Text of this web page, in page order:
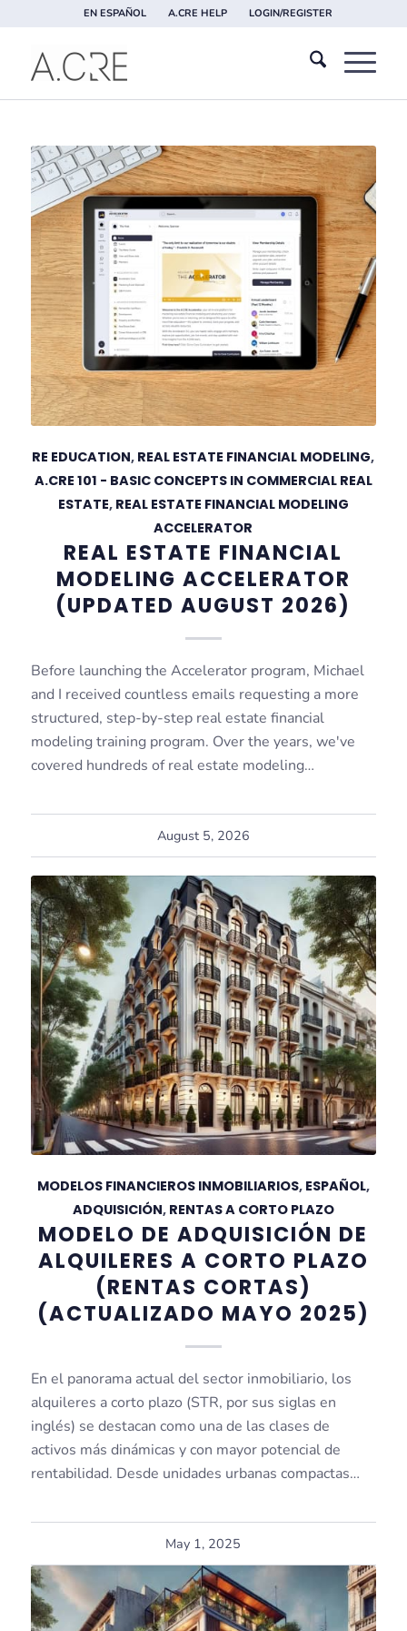
EN ESPAÑOL A.CRE HELP LOGIN/REGISTER
RE EDUCATION, REAL ESTATE FINANCIAL MODELING,
A.CRE 101 - BASIC CONCEPTS IN COMMERCIAL REAL
ESTATE, REAL ESTATE FINANCIAL MODELING
ACCELERATOR
REAL ESTATE FINANCIAL
MODELING ACCELERATOR
(UPDATED AUGUST 2026)
Before launching the Accelerator program, Michael
and I received countless emails requesting a more
structured, step-by-step real estate financial
modeling training program. Over the years, we've
covered hundreds of real estate modeling…
August 5, 2026
MODELOS FINANCIEROS INMOBILIARIOS, ESPAÑOL,
ADQUISICIÓN, RENTAS A CORTO PLAZO
MODELO DE ADQUISICIÓN DE
ALQUILERES A CORTO PLAZO
(RENTAS CORTAS)
(ACTUALIZADO MAYO 2025)
En el panorama actual del sector inmobiliario, los
alquileres a corto plazo (STR, por sus siglas en
inglés) se destacan como una de las clases de
activos más dinámicas y con mayor potencial de
rentabilidad. Desde unidades urbanas compactas…
May 1, 2025